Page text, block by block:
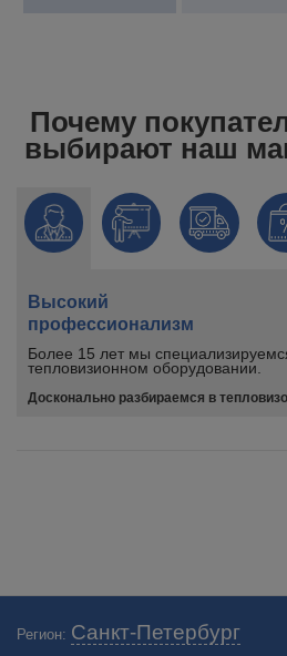
Почему
выбирают наш
Высокий
профессионализм
Более 15 лет мы
тепловизионном оборудовании.
Досконально разбираемся в
Регион: Санкт-Петербург